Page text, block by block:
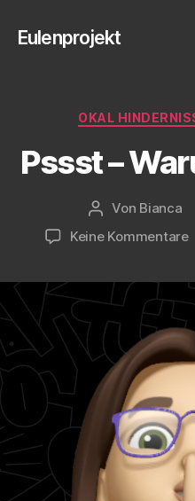
Eulenprojekt
OKAL
Pssst –
Beitragsautor
Von Bianca
Keine Kommentarezu